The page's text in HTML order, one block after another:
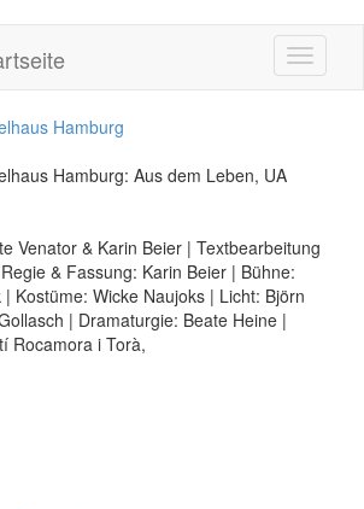
Toggle
Hamburg
Hamburg: Aus dem Leben, UA
Venator & Karin Beier | Textbearbeitung
& Fassung: Karin Beier | Bühne:
Kostüme: Wicke Naujoks | Licht: Björn
| Dramaturgie: Beate Heine |
Rocamora i Torà,